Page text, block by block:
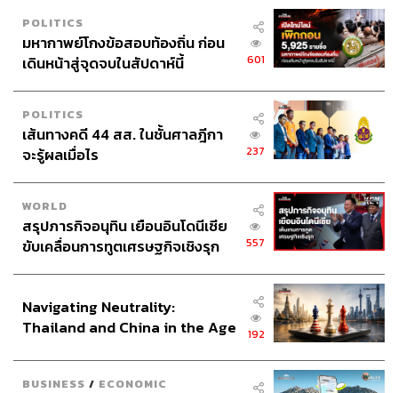
อยู่ระหว่างพิจารณาปรับ VAT
สำหรับการพิจารณาปรับภาษีมูลค่าเพิ่ม (Value Added Tax:
VAT) พิชัยยอมรับว่ากำลังอยู่ระหว่างการพิจารณา โดยกล่าว
ว่าไทยมีอัตรา VAT ต่ำกว่าประเทศอื่นๆ อย่างมาก
อย่างไรก็ตาม การพิจารณาปรับ VAT จำเป็นต้องพิจารณา
บริบทรายล้อมของไทยอื่นๆ ด้วย เช่น ประเด็นมาตรการภาษี
ซึ่งคลี่คลายแล้วว่าไทยได้เรตที่พอแข่งขันได้ แต่อาจต้องหา
เงินทุนหมุนเวียนในช่วงที่การค้าสะดุดไป
ทั้งนี้ สำหรับความกังวลเกี่ยวกับภาระภาษีที่อาจกระทบต่อผู้มี
รายได้น้อย พิชัยเสริมว่า หากภาครัฐนำเงินภาษีที่เก็บได้มาก
แล้วผลดีจะกลับไปสู่ประชาชนรายย่อยได้เช่นกัน
POLITICS
มหากาพย์โกงข้อสอบท้องถิ่น ก่อน
เดินหน้าสู่จุดจบในสัปดาห์นี้
601
POLITICS
เส้นทางคดี 44 สส. ในชั้นศาลฎีกา
จะรู้ผลเมื่อไร
237
WORLD
สรุปภารกิจอนุทิน เยือนอินโดนีเซีย
ขับเคลื่อนการทูตเศรษฐกิจเชิงรุก
557
Navigating Neutrality:
Thailand and China in the Age
192
BUSINESS / ECONOMIC